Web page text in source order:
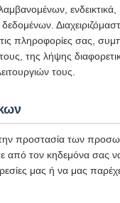
πληροφορίες σας,
τους, της λήψης
τους.
προστασία των
από τον κηδεμόνα σας
μας ή να μας